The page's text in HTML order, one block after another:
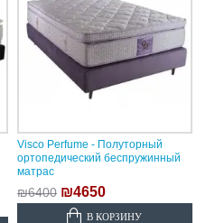
Visco Perfume - Полуторный
ортопедический беспружинный
матрас
₪6400 ₪4650
В КОРЗИНУ